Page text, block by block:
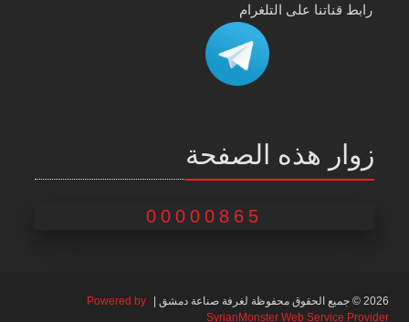
رابط قناتنا على التلغرام
زوار هذه الصفحة
00000865
2026 © جميع الحقوق محفوظة لغرفة صناعة دمشق |
Powered by
SyrianMonster Web Service Provider